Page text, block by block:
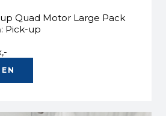
up Quad Motor Large Pack
: Pick-up